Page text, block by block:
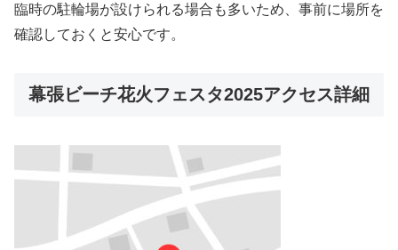
臨時の駐輪場が設けられる場合も多いため、事前に場所を
確認しておくと安心です。
幕張ビーチ花火フェスタ2025アクセス詳細